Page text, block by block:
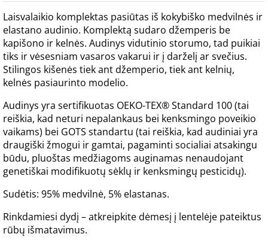
Laisvalaikio komplektas pasiūtas iš kokybiško medvilnės ir
elastano audinio. Komplektą sudaro džemperis be
kapišono ir kelnės. Audinys vidutinio storumo, tad puikiai
tiks ir vėsesniam vasaros vakarui ir į darželį ar svečius.
Stilingos kišenės tiek ant džemperio, tiek ant kelnių,
kelnės pasiaurinto modelio.
Audinys yra sertifikuotas OEKO-TEX® Standard 100 (tai
reiškia, kad neturi nepalankaus bei kenksmingo poveikio
vaikams) bei GOTS standartu (tai reiškia, kad audiniai yra
draugiški žmogui ir gamtai, pagaminti socialiai atsakingu
būdu, pluoštas medžiagoms auginamas nenaudojant
genetiškai modifikuotų sėklų ir kenksmingų pesticidų).
Sudėtis: 95% medvilnė, 5% elastanas.
Rinkdamiesi dydį – atkreipkite dėmesį į lentelėje pateiktus
rūbų išmatavimus.